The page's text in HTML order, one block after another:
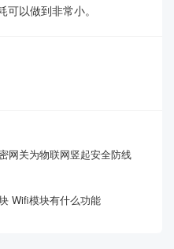
以做到非常小。
网关为物联网竖起安全防线
Wifi模块有什么功能